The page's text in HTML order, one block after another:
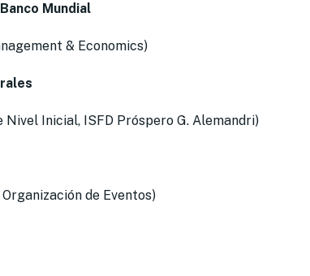
Mundial
& Economics)
Inicial, ISFD Próspero G. Alemandri)
de Eventos)